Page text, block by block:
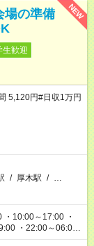
NEW
場の準備
生歓迎
5,120円#日収1万円
/ 厚木駅 / …
10:00～17:00 ・
・22:00～06:00